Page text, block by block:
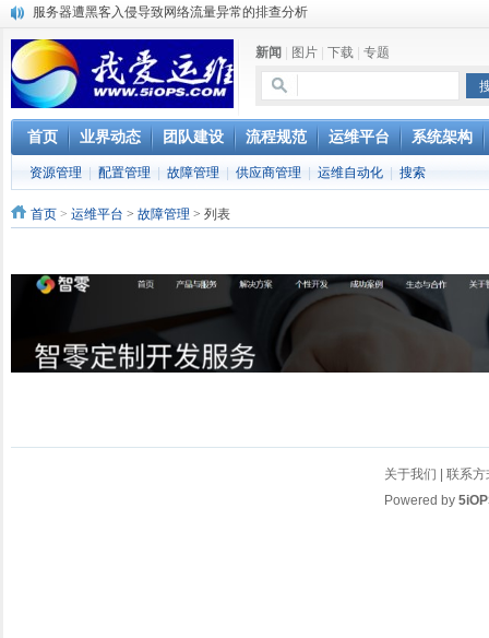
服务器遭黑客入侵导致网络流量异常的排查分析
复杂网络架构导致的诡异网络问题排查分享
Percona Playback 0.3 development release
使用jmx client监控activemq
Hive查询OOM分析
浅解Facebook的服务器架构
一淘网后面的技术与架构
实现多个无线AP桥接，扩大家庭WIFI覆盖
Linux下系统或服务排障的最佳实践
云计算平台管理的三大利器Nagios、Ganglia和Splunk
新闻 图片 下载 专题
首页 业界动态 团队建设 流程规范 运维平台 系统架构
资源管理 配置管理 故障管理 供应商管理 运维自动化 搜索
首页 > 运维平台 > 故障管理 > 列表
关于我们
联系方
Powered by